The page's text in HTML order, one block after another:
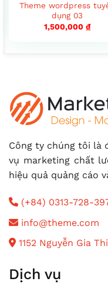
Theme wordpress
dụng 03
1,500,000 ₫
Công ty chúng tôi là
vụ marketing chất
hiệu quả quảng cáo
(+84) 0313-728-
info@theme.com
1152 Nguyễn Gia
Dịch vụ